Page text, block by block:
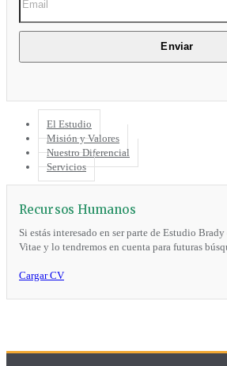
El Estudio
Misión y Valores
Nuestro Diferencial
Servicios
Recursos Humanos
Si estás interesado en ser parte de Estudio
Vitae y lo tendremos en cuenta para futuras
Cargar CV